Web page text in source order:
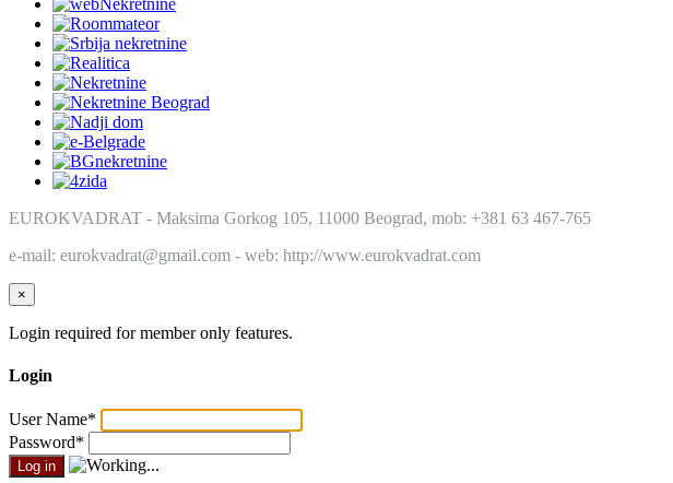
EUROKVADRAT - Maksima Gorkog 105, 11000 Beograd, mob: +381 63 467-765
e-mail: eurokvadrat@gmail.com - web: http://www.eurokvadrat.com
×
Login required for member only features.
Login
User Name*
Password*